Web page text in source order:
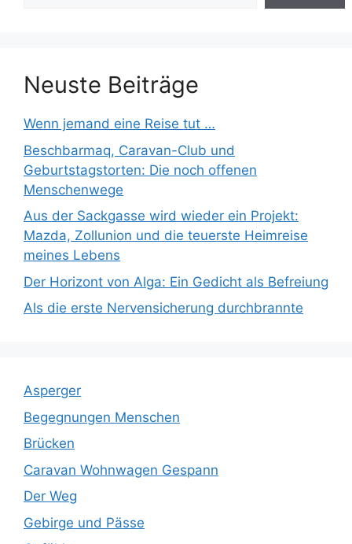
Neuste Beiträge
Wenn jemand eine Reise tut …
Beschbarmaq, Caravan-Club und
Geburtstagstorten: Die noch offenen
Menschenwege
Aus der Sackgasse wird wieder ein Projekt:
Mazda, Zollunion und die teuerste Heimreise
meines Lebens
Der Horizont von Alga: Ein Gedicht als Befreiung
Als die erste Nervensicherung durchbrannte
Asperger
Begegnungen Menschen
Brücken
Caravan Wohnwagen Gespann
Der Weg
Gebirge und Pässe